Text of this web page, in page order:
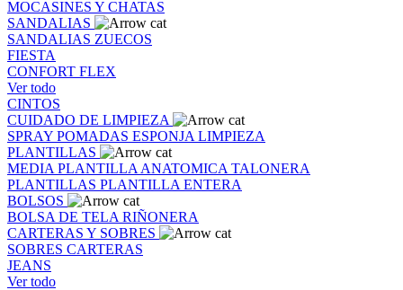
MOCASINES Y CHATAS
SANDALIAS
SANDALIAS ZUECOS
FIESTA
CONFORT FLEX
Ver todo
CINTOS
CUIDADO DE LIMPIEZA
SPRAY POMADAS ESPONJA LIMPIEZA
PLANTILLAS
MEDIA PLANTILLA ANATOMICA TALONERA
PLANTILLAS PLANTILLA ENTERA
BOLSOS
BOLSA DE TELA RIÑONERA
CARTERAS Y SOBRES
SOBRES CARTERAS
JEANS
Ver todo